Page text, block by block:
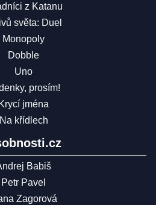
z Katanu
světa: Duel
Monopoly
Dobble
Uno
prosím!
Krycí jména
Na křídlech
Babiš
Petr Pavel
Zagorová